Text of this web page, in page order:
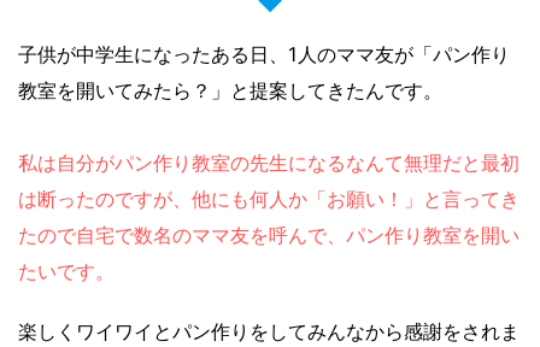
子供が中学生になったある日、1人のママ友が「パン作り
教室を開いてみたら？」と提案してきたんです。
私は自分がパン作り教室の先生になるなんて無理だと最初
は断ったのですが、他にも何人か「お願い！」と言ってき
たので自宅で数名のママ友を呼んで、パン作り教室を開い
たいです。
楽しくワイワイとパン作りをしてみんなから感謝をされま